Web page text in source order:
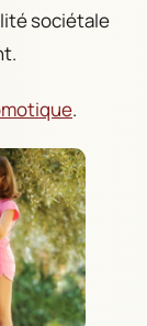
sociétale
.